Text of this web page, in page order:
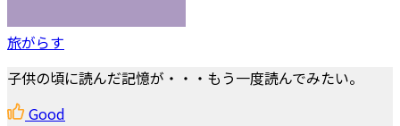
旅がらす
子供の頃に読んだ記憶が・・・もう一度読んでみたい。
Good